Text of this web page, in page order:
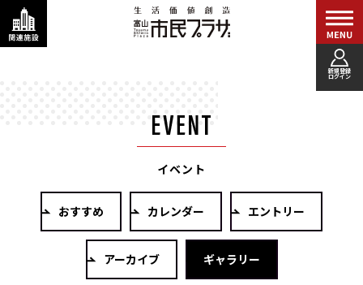
新規登録
ログイン
イベント
おすすめ カレンダー エントリー
アーカイブ ギャラリー